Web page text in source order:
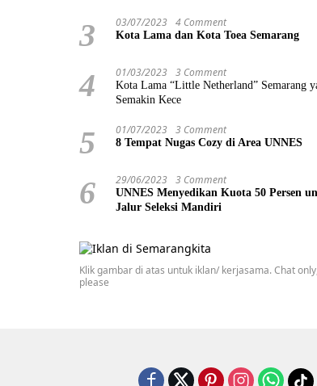
3 03/07/2023 4 Comment
Kota Lama dan Kota Toea Semarang
4 01/03/2023 3 Comment
Kota Lama “Little Netherland” Semarang
Semakin Kece
5 01/07/2023 3 Comment
8 Tempat Nugas Cozy di Area UNNES
6 29/06/2023 3 Comment
UNNES Menyedikan Kuota 50 Persen
Jalur Seleksi Mandiri
Klik gambar di atas untuk iklan/ kerjasama. Chat only,
please